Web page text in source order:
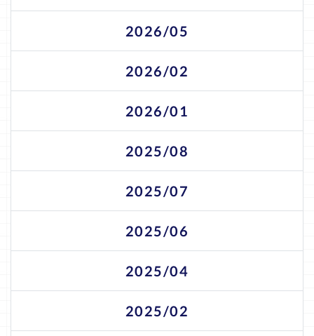
2026/05
2026/02
2026/01
2025/08
2025/07
2025/06
2025/04
2025/02